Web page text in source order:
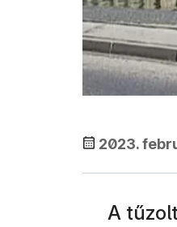
2023.
A